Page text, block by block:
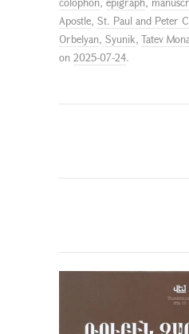
Apostle, St. Paul and Peter
Orbelyan, Syunik, Tatev
on 2025-07-24.